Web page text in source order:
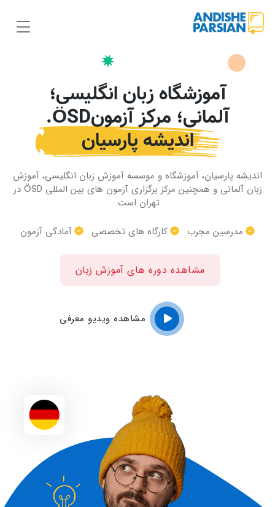
آموزشگاه زبان انگلیسی؛
آلمانی؛ مرکز آزمونÖSD.
اندیشه پارسیان
اندیشه پارسیان، آموزشگاه و موسسه آموزش زبان انگلیسی، آموزش
زبان آلمانی و همچنین مرکز برگزاری آزمون های بین المللی ÖSD در
تهران است.
مدرسین مجرب
کارگاه های تخصصی آمادگی آزمون
مشاهده دوره های آموزش زبان
مشاهده ویدیو معرفی